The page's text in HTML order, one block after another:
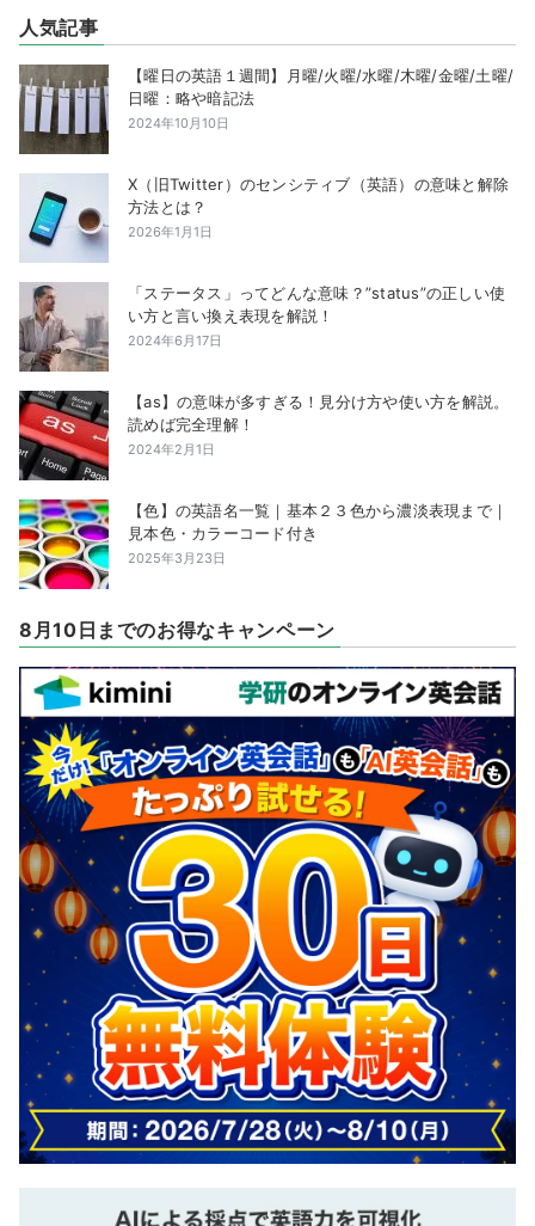
人気記事
【曜日の英語１週間】月曜/火曜/水曜/木曜/金曜/土曜/
日曜：略や暗記法
2024年10月10日
X（旧Twitter）のセンシティブ（英語）の意味と解除
方法とは？
2026年1月1日
「ステータス」ってどんな意味？”status”の正しい使
い方と言い換え表現を解説！
2024年6月17日
【as】の意味が多すぎる！見分け方や使い方を解説。
読めば完全理解！
2024年2月1日
【色】の英語名一覧｜基本２３色から濃淡表現まで｜
見本色・カラーコード付き
2025年3月23日
8月10日までのお得なキャンペーン